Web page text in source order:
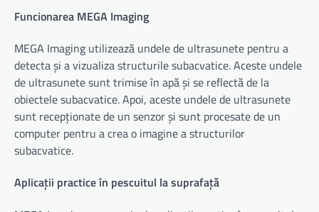
Funcionarea MEGA Imaging
MEGA Imaging utilizează undele de ultrasunete pentru a
detecta și a vizualiza structurile subacvatice. Aceste undele
de ultrasunete sunt trimise în apă și se reflectă de la
obiectele subacvatice. Apoi, aceste undele de ultrasunete
sunt recepționate de un senzor și sunt procesate de un
computer pentru a crea o imagine a structurilor
subacvatice.
Aplicații practice în pescuitul la suprafață